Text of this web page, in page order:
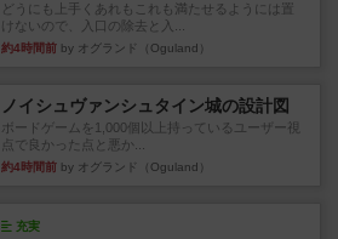
どうにも上手くあれもこれも満たせるようには置
けないので、入口の除去と入...
約4時間前 by オグランド（Oguland）
ノイシュヴァンシュタイン城の設計図
ボードゲームを1,000個以上持っているユーザー視
点で良かった点と悪か...
約4時間前 by オグランド（Oguland）
充実